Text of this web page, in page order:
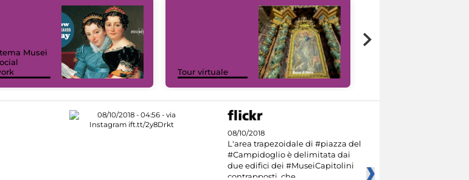
Musei
Tour virtuale
08/10/2018
L'area trapezoidale di #piazza del
#Campidoglio è delimitata dai
due edifici dei #MuseiCapitolini
contrapposti, che